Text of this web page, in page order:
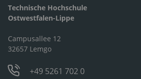
Technische Hochschule
Ostwestfalen-Lippe
Campusallee 12
32657 Lemgo
+49 5261 702 0